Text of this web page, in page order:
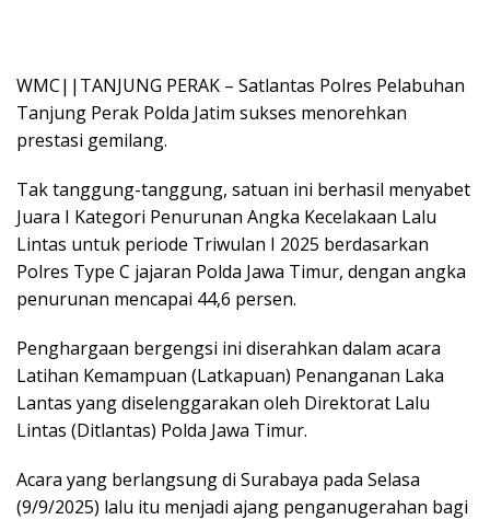
WMC||TANJUNG PERAK – Satlantas Polres Pelabuhan
Tanjung Perak Polda Jatim sukses menorehkan
prestasi gemilang.
Tak tanggung-tanggung, satuan ini berhasil menyabet
Juara I Kategori Penurunan Angka Kecelakaan Lalu
Lintas untuk periode Triwulan I 2025 berdasarkan
Polres Type C jajaran Polda Jawa Timur, dengan angka
penurunan mencapai 44,6 persen.
Penghargaan bergengsi ini diserahkan dalam acara
Latihan Kemampuan (Latkapuan) Penanganan Laka
Lantas yang diselenggarakan oleh Direktorat Lalu
Lintas (Ditlantas) Polda Jawa Timur.
Acara yang berlangsung di Surabaya pada Selasa
(9/9/2025) lalu itu menjadi ajang penganugerahan bagi